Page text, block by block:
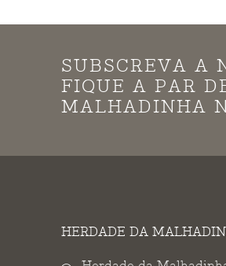
SUBSCREVA A
FIQUE A PAR
MALHADINHA
HERDADE DA